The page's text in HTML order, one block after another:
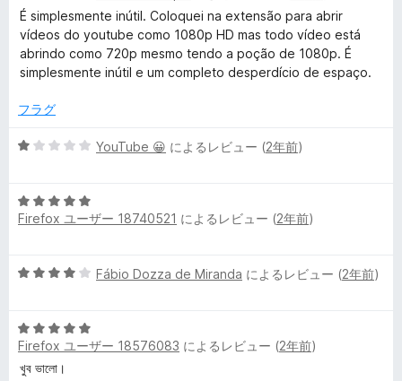
i
g
D
e
f
i
n
i
段
階
中
1
評
É simplesmente inútil. Coloquei na extensão para abrir
vídeos do youtube como 1080p HD mas todo vídeo está
abrindo como 720p mesmo tendo a poção de 1080p. É
simplesmente inútil e um completo desperdício de espaço.
フラグ
5
中
1
価
YouTube 😀 によるレビュー (2年前)
5
段
5
価
Firefox ユーザー 18740521 によるレビュー (2年前)
5
中
4
の
Fábio Dozza de Miranda によるレビュー (2年前)
5
段
階
Firefox ユーザー 18576083 によるレビュー (2年前)
খুব ভালো।